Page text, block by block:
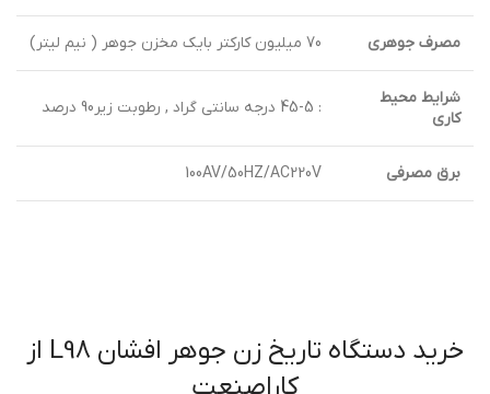
مصرف جوهری 70 میلیون کارکتر بایک مخزن جوهر ( نیم لیتر)
شرایط محیط
کاری
: 45-5 درجه سانتی گراد , رطوبت زیر90 درصد
برق مصرفی 100AV/50HZ/AC220V
خرید دستگاه تاریخ زن جوهر افشان L98 از
کاراصنعت